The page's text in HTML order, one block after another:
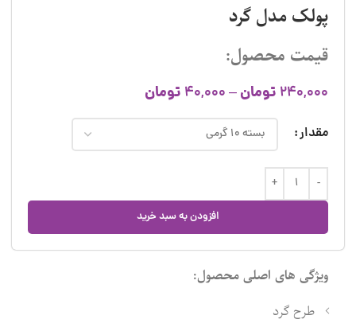
پولک مدل گرد
قیمت محصول:
240,000 تومان–
40,000 تومان
مقدار
افزودن به سبد خرید
ویژگی های اصلی محصول:
طرح گرد